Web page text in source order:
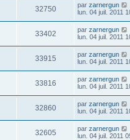
32750 par zarnergun
lun. 04 juil. 2011
33402 par zarnergun
lun. 04 juil. 2011
33915 par zarnergun
lun. 04 juil. 2011
33816 par zarnergun
lun. 04 juil. 2011
32860 par zarnergun
lun. 04 juil. 2011
32605 par zarnergun
lun. 04 juil. 2011